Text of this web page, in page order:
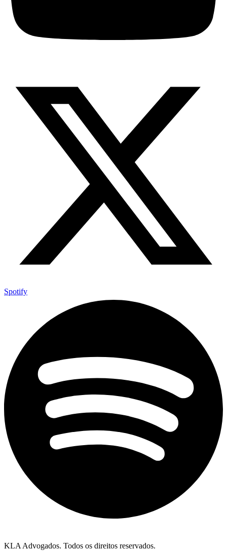
Spotify
KLA Advogados. Todos os direitos reservados.